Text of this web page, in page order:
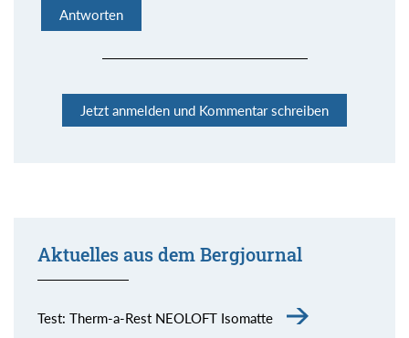
Antworten
Jetzt anmelden und Kommentar schreiben
Aktuelles aus dem Bergjournal
Test: Therm-a-Rest NEOLOFT Isomatte